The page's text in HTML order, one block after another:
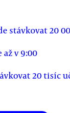
stávkovat 20
v 9:00
20 tisíc